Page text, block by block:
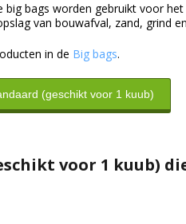
big bags worden gebruikt voor
van bouwafval, zand, grind
in de Big bags.
(geschikt voor 1 kuub)
voor 1 kuub)